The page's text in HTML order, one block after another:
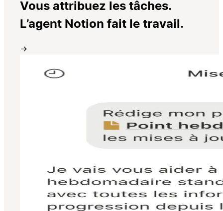
Vous attribuez les tâches.
L’agent Notion fait le travail.
→